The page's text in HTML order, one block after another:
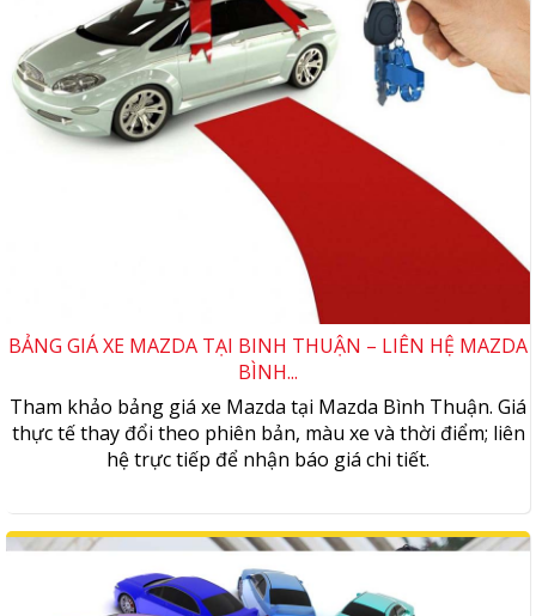
BẢNG GIÁ XE MAZDA TẠI BINH THUẬN – LIÊN HỆ MAZDA
BÌNH...
Tham khảo bảng giá xe Mazda tại Mazda Bình Thuận. Giá
thực tế thay đổi theo phiên bản, màu xe và thời điểm; liên
hệ trực tiếp để nhận báo giá chi tiết.